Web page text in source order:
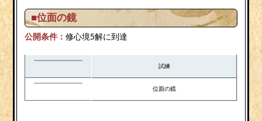
■位面の鏡
公開条件：修心境5解に到達
試練
位面の鏡